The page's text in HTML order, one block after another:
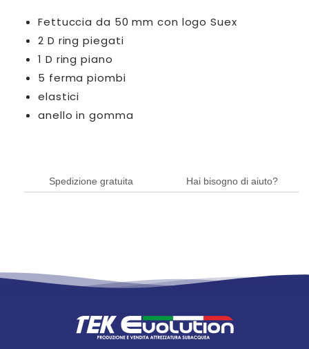
Fettuccia da 50 mm con logo Suex
2 D ring piegati
1 D ring piano
5 ferma piombi
elastici
anello in gomma
Spedizione gratuita Hai bisogno di aiuto?